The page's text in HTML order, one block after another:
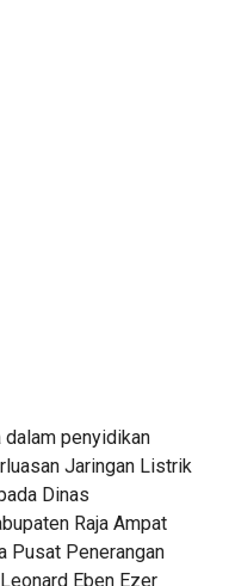
dalam penyidikan
Jaringan Listrik
Dinas
Raja Ampat
Pusat Penerangan
Eben Ezer